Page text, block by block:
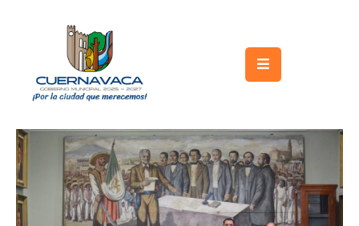
Gobierno
Turismo
Trámites
y
Servicios